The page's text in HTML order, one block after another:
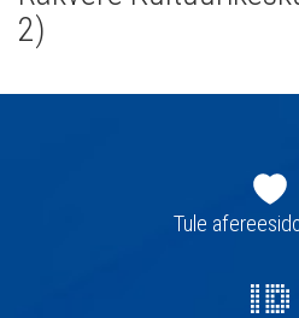
2)
navigatsioon
Tule